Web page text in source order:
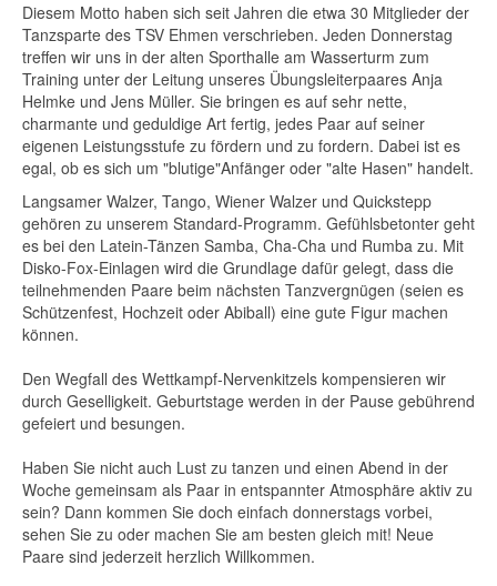
Diesem Motto haben sich seit Jahren die etwa 30 Mitglieder der
Tanzsparte des TSV Ehmen verschrieben. Jeden Donnerstag
treffen wir uns in der alten Sporthalle am Wasserturm zum
Training unter der Leitung unseres Übungsleiterpaares Anja
Helmke und Jens Müller. Sie bringen es auf sehr nette,
charmante und geduldige Art fertig, jedes Paar auf seiner
eigenen Leistungsstufe zu fördern und zu fordern. Dabei ist es
egal, ob es sich um "blutige"Anfänger oder "alte Hasen" handelt.
Langsamer Walzer, Tango, Wiener Walzer und Quickstepp
gehören zu unserem Standard-Programm. Gefühlsbetonter geht
es bei den Latein-Tänzen Samba, Cha-Cha und Rumba zu. Mit
Disko-Fox-Einlagen wird die Grundlage dafür gelegt, dass die
teilnehmenden Paare beim nächsten Tanzvergnügen (seien es
Schützenfest, Hochzeit oder Abiball) eine gute Figur machen
können.
Den Wegfall des Wettkampf-Nervenkitzels kompensieren wir
durch Geselligkeit. Geburtstage werden in der Pause gebührend
gefeiert und besungen.
Haben Sie nicht auch Lust zu tanzen und einen Abend in der
Woche gemeinsam als Paar in entspannter Atmosphäre aktiv zu
sein? Dann kommen Sie doch einfach donnerstags vorbei,
sehen Sie zu oder machen Sie am besten gleich mit! Neue
Paare sind jederzeit herzlich Willkommen.